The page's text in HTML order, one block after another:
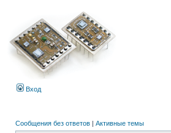
Вход
Сообщения без ответов | Активные темы